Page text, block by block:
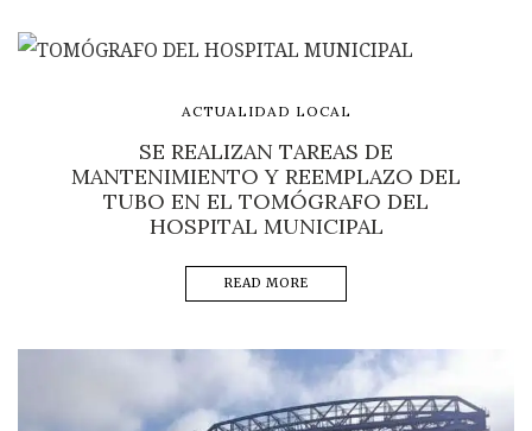
ACTUALIDAD LOCAL
SE REALIZAN TAREAS DE
MANTENIMIENTO Y REEMPLAZO DEL
TUBO EN EL TOMÓGRAFO DEL
HOSPITAL MUNICIPAL
READ MORE